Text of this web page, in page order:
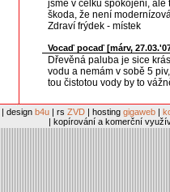
jsme v celku spokojeni, ale
škoda, že není
Zdraví frýdek - místek
Vocaď pocaď [márv,
Dřevěná paluba je sice
vodu a nemám v sobě 5
tou čistotou vody by to
| design b4u | rs ZVD | hosting gigaweb |
| kopírování a komerční